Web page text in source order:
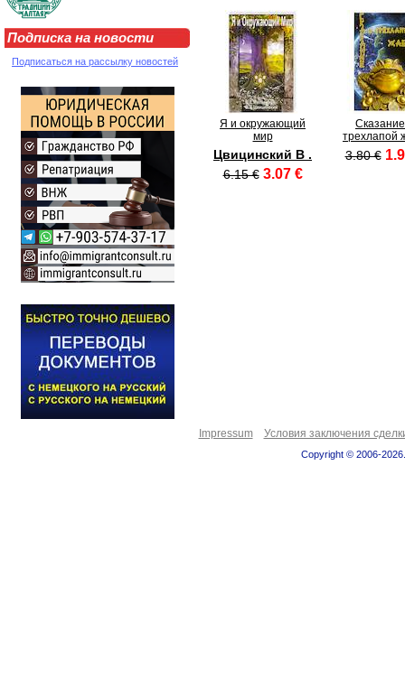
Подписка на новости
Подписаться на рассылку новостей
Я и окружающий
мир
Цвицинский В .
6.15 € 3.07 €
трехлапой
3.80 €
Impressum Условия заключения
Copyright © 2006-